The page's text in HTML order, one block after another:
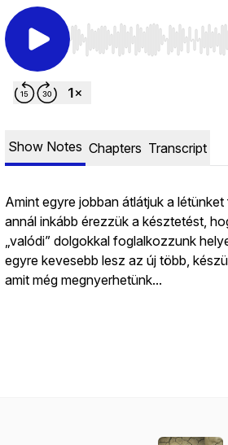
Use Left/Right to seek,
Show Notes Chapters Transcript
Amint egyre jobban átlátjuk a
annál inkább érezzük a késztetést,
„valódi” dolgokkal foglalkozzunk
egyre kevesebb lesz az új több,
amit még megnyerhetünk...